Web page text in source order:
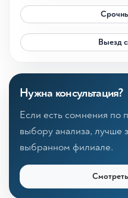
Выезд
Нужна консультация?
Если есть сомнения по
выбору анализа, лучше
выбранном филиале.